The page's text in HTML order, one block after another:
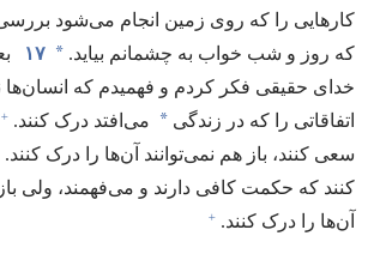
کارهایی را که روی زمین انجام می‌شود
که روز و شب خواب به چشمانم بیاید.‏ * ۱۷
خدای حقیقی فکر کردم و فهمیدم که انسان‌ها
اتفاقاتی را که در زندگی * می‌افتد درک کنند.‏ +
سعی کنند،‏ باز هم نمی‌توانند آن‌ها را درک
کنند که حکمت کافی دارند و می‌فهمند،‏ ولی
آن‌ها را درک کنند.‏ +